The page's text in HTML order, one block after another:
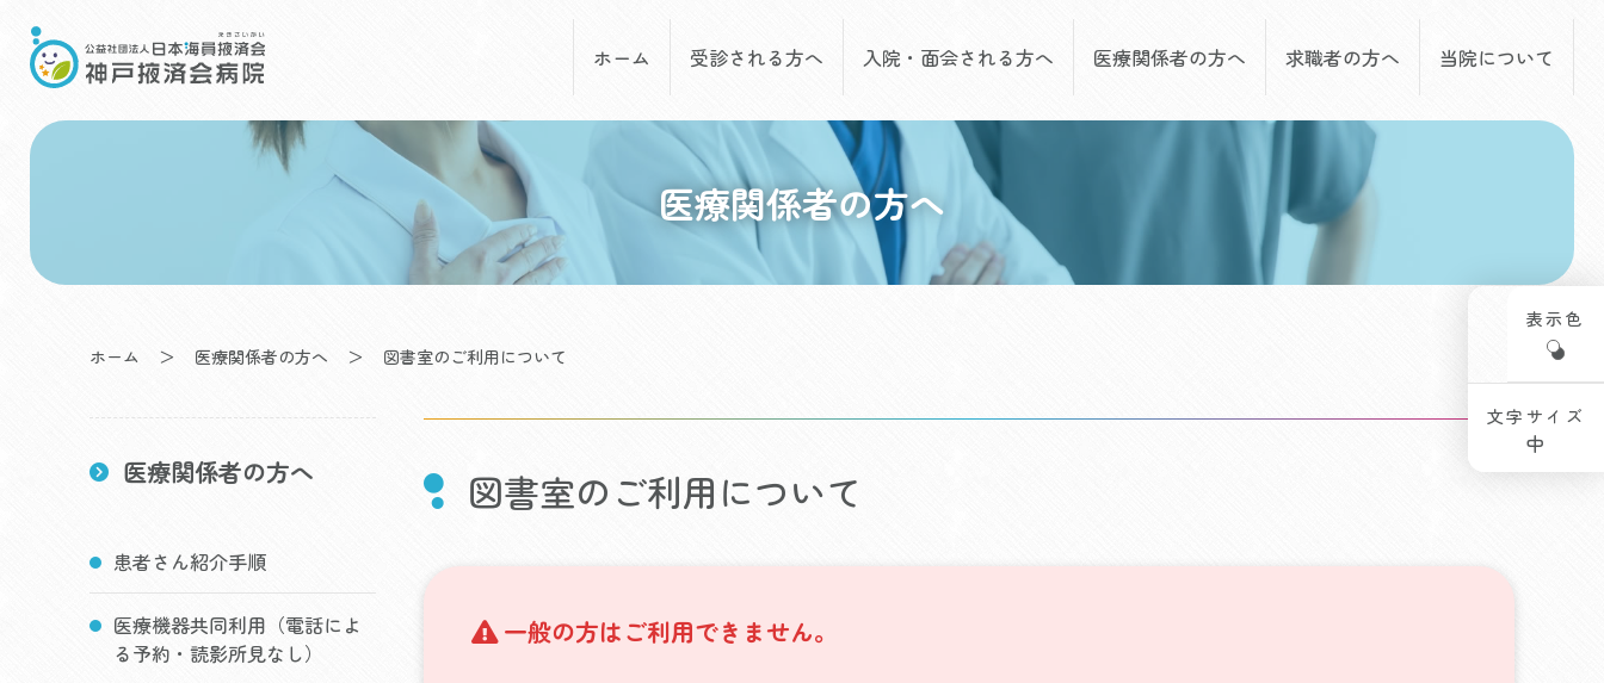
content
ホーム 受診される方へ 入院・面会される方へ 医療関係者の方へ 求職者の方へ 当院について
表示色
文字サイズ
医療関係者の方へ
ホーム ＞ 医療関係者の方へ ＞ 図書室のご利用について
医療関係者の方へ
患者さん紹介手順
医療機器共同利用（電話によ
る予約・読影所見なし）
図書室のご利用について
一般の方はご利用できません。